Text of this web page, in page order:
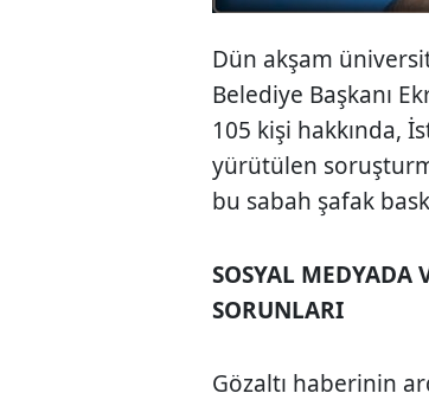
Dün akşam
Belediye Başkanı
105 kişi hakkında,
yürütülen
bu sabah şafak
SOSYAL MEDYADA
SORUNLARI
Gözaltı haberinin